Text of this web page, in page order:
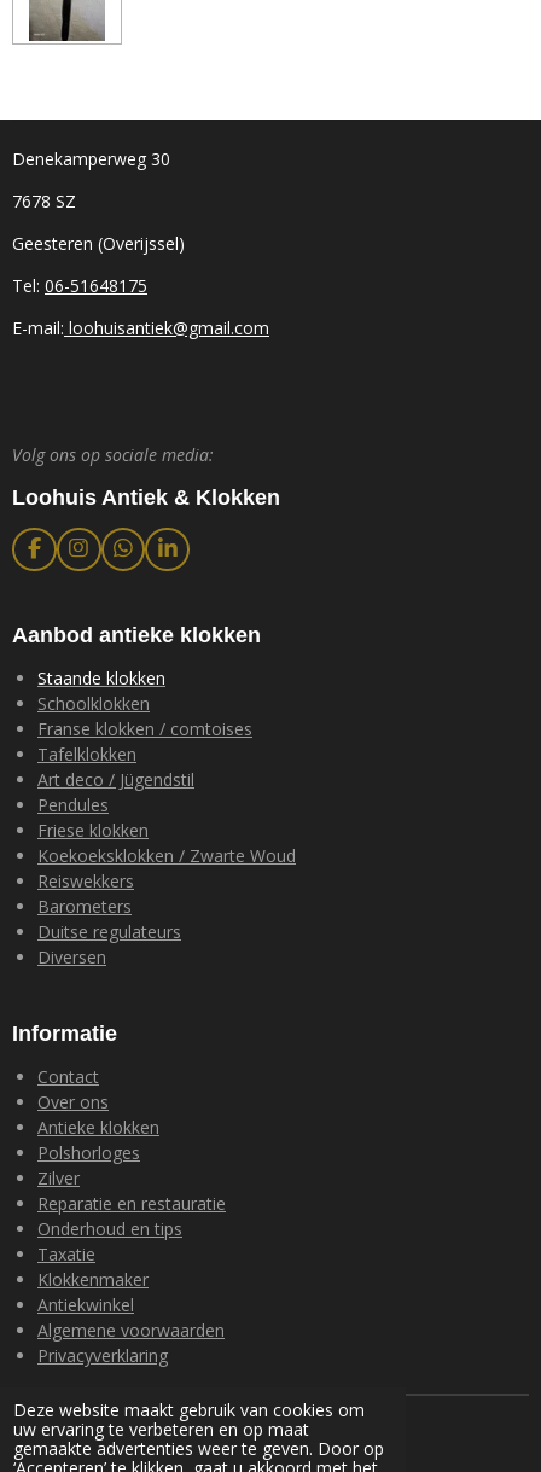
Deze website maakt gebruik van cookies om
uw ervaring te verbeteren en op maat
gemaakte advertenties weer te geven. Door op
Denekamperweg 30
7678 SZ
Geesteren (Overijssel)
Tel: 06-51648175
E-mail: loohuisantiek@gmail.com
Volg ons op sociale media:
Loohuis Antiek & Klokken
F
a
b
o
k
I
n
a
r
a
m
W
h
s
p
p
L
i
e
Aanbod antieke klokken
Staande klokken
Schoolklokken
Franse klokken / comtoises
Tafelklokken
Art deco / Jügendstil
Pendules
Friese klokken
Koekoeksklokken / Zwarte Woud
Reiswekkers
Barometers
Duitse regulateurs
Diversen
Informatie
Contact
Over ons
Antieke klokken
Polshorloges
Zilver
Reparatie en restauratie
Onderhoud en tips
Taxatie
Klokkenmaker
Antiekwinkel
Algemene voorwaarden
Privacyverklaring
© 2024 Loohuis Antiek en Klokken
Powered byJouwWeb